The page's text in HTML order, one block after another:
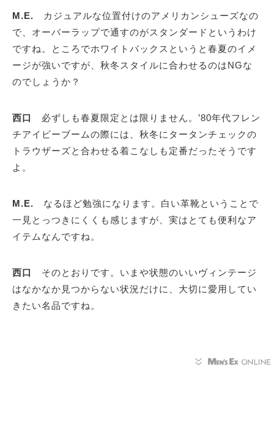
M.E.
カジュアルな位置付けのアメリカンシューズなの
で、オーバーラップで通すのがスタンダードというわけ
ですね。ところでホワイトバックスというと春夏のイメ
ージが強いですが、秋冬スタイルに合わせるのはNGな
のでしょうか？
西口 必ずしも春夏限定とは限りません。’80年代フレン
チアイビーブームの際には、秋冬にタータンチェックの
トラウザーズと合わせる着こなしも定番だったそうです
よ。
M.E. なるほど勉強になります。白い革靴ということで
一見とっつきにくくも感じますが、実はとても便利なア
イテムなんですね。
西口 そのとおりです。いまや状態のいいヴィンテージ
はなかなか見つからない状況だけに、大切に愛用してい
きたい名品ですね。